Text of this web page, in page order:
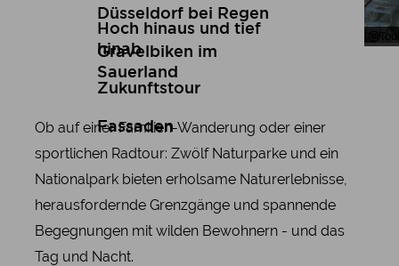
Hoch hinaus und tief
hinab
Zukunftstour
Fassaden
Düsseldorf bei Regen
Gravelbiken im
Sauerland
Ob auf einer Familien-Wanderung oder einer
sportlichen Radtour: Zwölf Naturparke und ein
Nationalpark bieten erholsame Naturerlebnisse,
herausfordernde Grenzgänge und spannende
Begegnungen mit wilden Bewohnern - und das
Tag und Nacht.